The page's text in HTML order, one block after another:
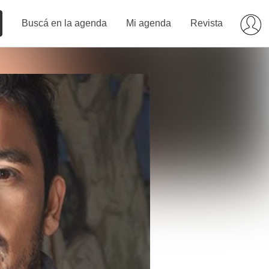
Buscá en la agenda Mi agenda Revista